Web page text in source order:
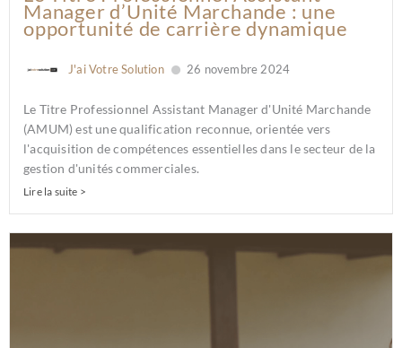
Manager d’Unité Marchande : une
opportunité de carrière dynamique
J'ai Votre Solution 26 novembre 2024
Le Titre Professionnel Assistant Manager d'Unité Marchande
(AMUM) est une qualification reconnue, orientée vers
l'acquisition de compétences essentielles dans le secteur de la
gestion d'unités commerciales.
Lire la suite >